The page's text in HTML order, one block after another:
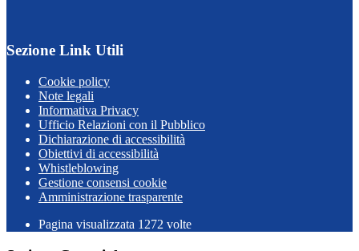
Sezione Link Utili
Cookie policy
Note legali
Informativa Privacy
Ufficio Relazioni con il Pubblico
Dichiarazione di accessibilità
Obiettivi di accessibilità
Whistleblowing
Gestione consensi cookie
Amministrazione trasparente
Pagina visualizzata 1272 volte